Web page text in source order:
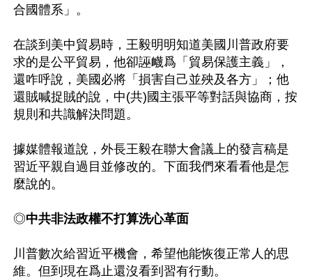
合國體系」。
在談到美中貿易時，王毅明明知道美國川普政府要
求的是公平貿易，他卻誣衊爲「貿易保護主義」，
還咋呼說，美國必將「損害自己並殃及各方」；他
還賊喊捉賊的說，中(共)國主張平等對話與協商，按
規則和共識解決問題。
據媒體報道說，外長王毅在聯大會議上的發言稿是
習近平親自過目並修改的。下面我們來看看他是怎
麼說的。
◎中共非法政權不打算洗心革面
川普數次給習近平機會，希望他能恢復正常人的思
維。但到現在爲止還沒看到習有行動。